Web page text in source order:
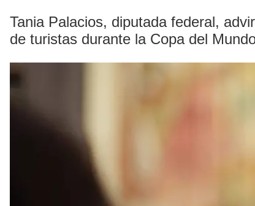
Tania Palacios, diputada federal,
de turistas durante la Copa del